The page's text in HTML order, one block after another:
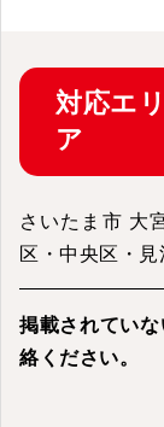
対応エリ
ア
さいたま市 大
区・中央区・
掲載されてい
絡ください。